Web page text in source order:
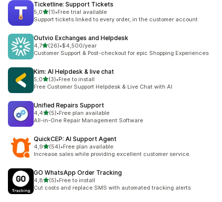
Ticketline: Support Tickets
5,05 yıldız üzerinden
(1)
toplam 1 değerlendirme
•Free trial available
Support tickets linked to every order, in the customer account
Outvio Exchanges and Helpdesk
4,75 yıldız üzerinden
(26)
toplam 26 değerlendirme
•$4,500/year
Customer Support & Post-checkout for epic Shopping Experiences
Kim: AI Helpdesk & live chat
5,05 yıldız üzerinden
(3)
toplam 3 değerlendirme
•Free to install
Free Customer Support Helpdesk & Live Chat with AI
Unified Repairs Support
4,45 yıldız üzerinden
(5)
toplam 5 değerlendirme
•Free plan available
All-in-One Repair Management Software
QuickCEP: AI Support Agent
4,95 yıldız üzerinden
(54)
toplam 54 değerlendirme
•Free plan available
Increase sales while providing excellent customer service.
GO WhatsApp Order Tracking
4,85 yıldız üzerinden
(5)
toplam 5 değerlendirme
•Free to install
Cut costs and replace SMS with automated tracking alerts